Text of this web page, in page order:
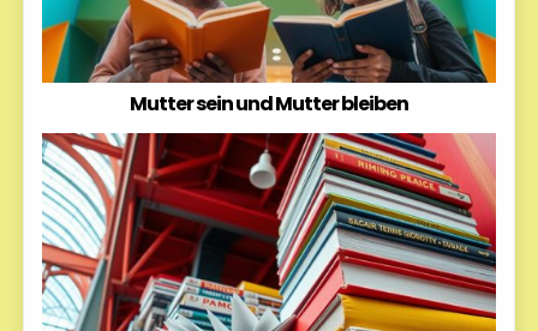
Mutter sein und Mutter bleiben